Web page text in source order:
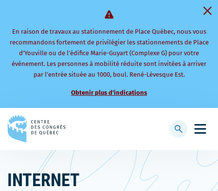
En raison de travaux au stationnement de Place Québec, nous vous
recommandons fortement de privilégier les stationnements de Place
d’Youville ou de l’édifice Marie-Guyart (Complexe G) pour votre
événement. Les personnes à mobilité réduite sont invitées à arriver
par l’entrée située au 1000, boul. René-Lévesque Est.
Obtenir plus d'indications
à
page
d'accueil
Afficher
INTERNET